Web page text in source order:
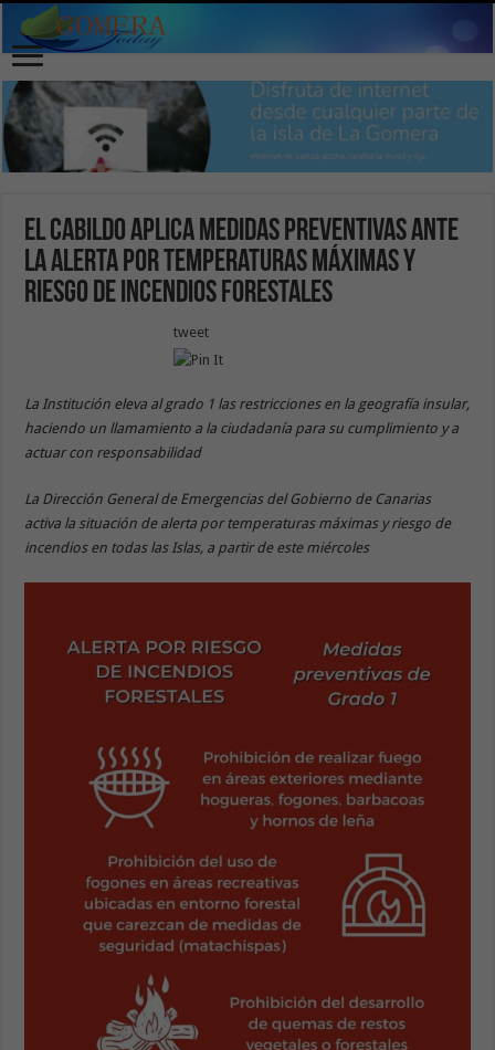
El Cabildo aplica medidas preventivas ante
la alerta por temperaturas máximas y
riesgo de incendios forestales
tweet
La Institución eleva al grado 1 las restricciones en la geografía insular,
haciendo un llamamiento a la ciudadanía para su cumplimiento y a
actuar con responsabilidad
La Dirección General de Emergencias del Gobierno de Canarias
activa la situación de alerta por temperaturas máximas y riesgo de
incendios en todas las Islas, a partir de este miércoles